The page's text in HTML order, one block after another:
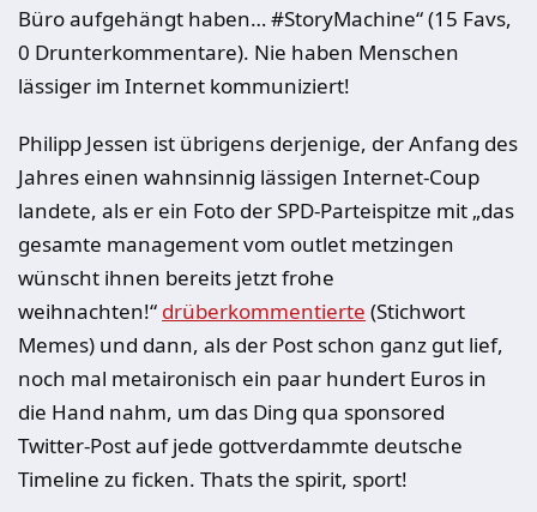
Büro aufgehängt haben… #StoryMachine“ (15 Favs,
0 Drunterkommentare). Nie haben Menschen
lässiger im Internet kommuniziert!
Philipp Jessen ist übrigens derjenige, der Anfang des
Jahres einen wahnsinnig lässigen Internet-Coup
landete, als er ein Foto der SPD-Parteispitze mit „das
gesamte management vom outlet metzingen
wünscht ihnen bereits jetzt frohe
weihnachten!“ drüberkommentierte (Stichwort
Memes) und dann, als der Post schon ganz gut lief,
noch mal metaironisch ein paar hundert Euros in
die Hand nahm, um das Ding qua sponsored
Twitter-Post auf jede gottverdammte deutsche
Timeline zu ficken. Thats the spirit, sport!